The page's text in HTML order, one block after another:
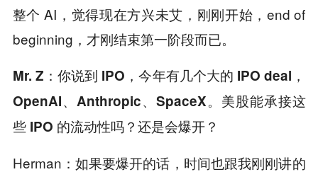
整个 AI，觉得现在方兴未艾，刚刚开始，end of
beginning，才刚结束第一阶段而已。
Mr. Z：你说到 IPO，今年有几个大的 IPO deal，
OpenAI、Anthropic、SpaceX。美股能承接这
些 IPO 的流动性吗？还是会爆开？
Herman：如果要爆开的话，时间也跟我刚刚讲的